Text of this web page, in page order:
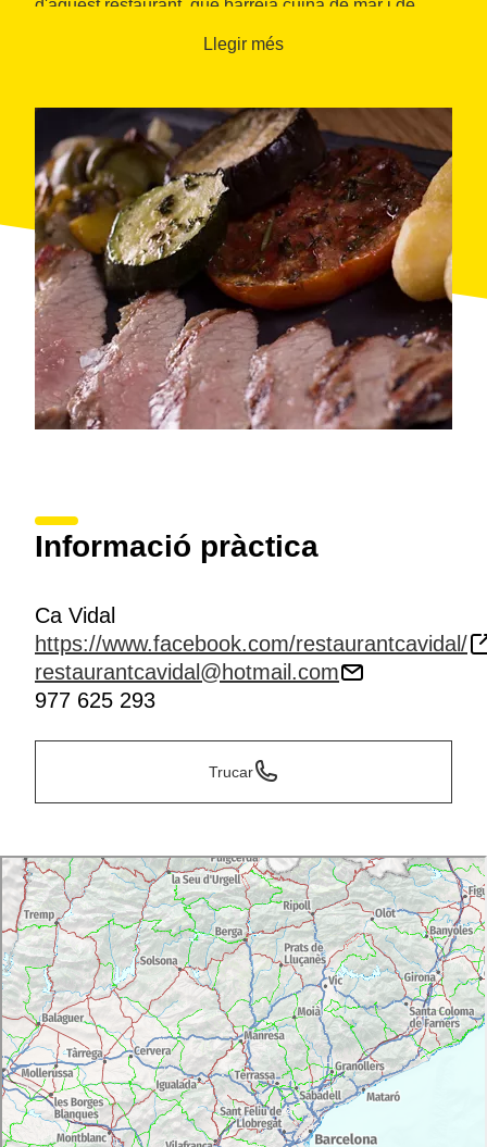
d'aquest restaurant, que barreja cuina de mar i de
altres propostes com el bacallà, els arrossos o els
Llegir més
Informació pràctica
Ca Vidal
https://www.facebook.com/restaurantcavidal/
restaurantcavidal@hotmail.com
977 625 293
Trucar